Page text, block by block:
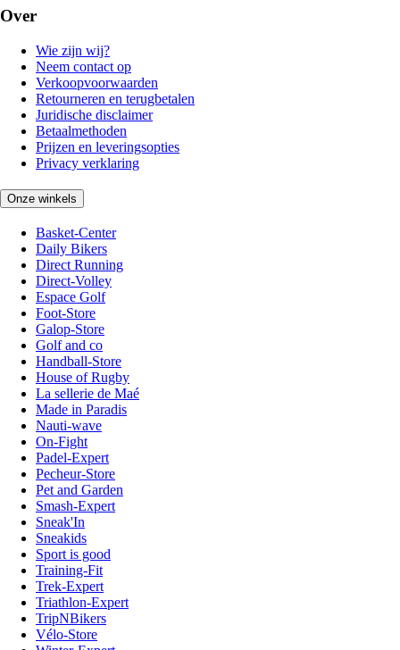
Over
Wie zijn wij?
Neem contact op
Verkoopvoorwaarden
Retourneren en terugbetalen
Juridische disclaimer
Betaalmethoden
Prijzen en leveringsopties
Privacy verklaring
Onze winkels
Basket-Center
Daily Bikers
Direct Running
Direct-Volley
Espace Golf
Foot-Store
Galop-Store
Golf and co
Handball-Store
House of Rugby
La sellerie de Maé
Made in Paradis
Nauti-wave
On-Fight
Padel-Expert
Pecheur-Store
Pet and Garden
Smash-Expert
Sneak'In
Sneakids
Sport is good
Training-Fit
Trek-Expert
Triathlon-Expert
TripNBikers
Vélo-Store